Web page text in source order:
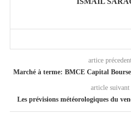
artice
Marché à terme: BMCE Capital Bourse
article suivant
Les prévisions météorologiques du